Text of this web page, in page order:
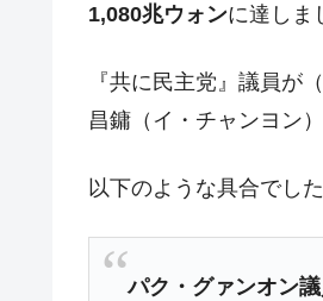
壟断
『Money1』 【米韓激突
『Money1』 韓国で猛暑
『Money1』 韓国型イー
1,080兆ウォンに達しま
『共に民主党』議員が
昌鏞（イ・チャンヨン
以下のような具合でした
パク・グァンオン